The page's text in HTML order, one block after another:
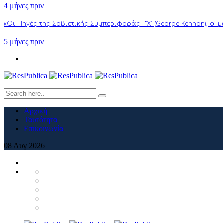
4 μήνες πριν
«Οι Πηγές της Σοβιετικής Συμπεριφοράς- “Χ” (George Kennan), α’
5 μήνες πριν
Αρχική
Ταυτότητα
Επικοινωνία
08 Αυγ 2026